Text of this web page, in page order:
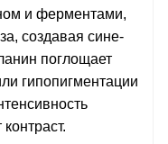
и ферментами,
создавая сине-
поглощает
гипопигментации